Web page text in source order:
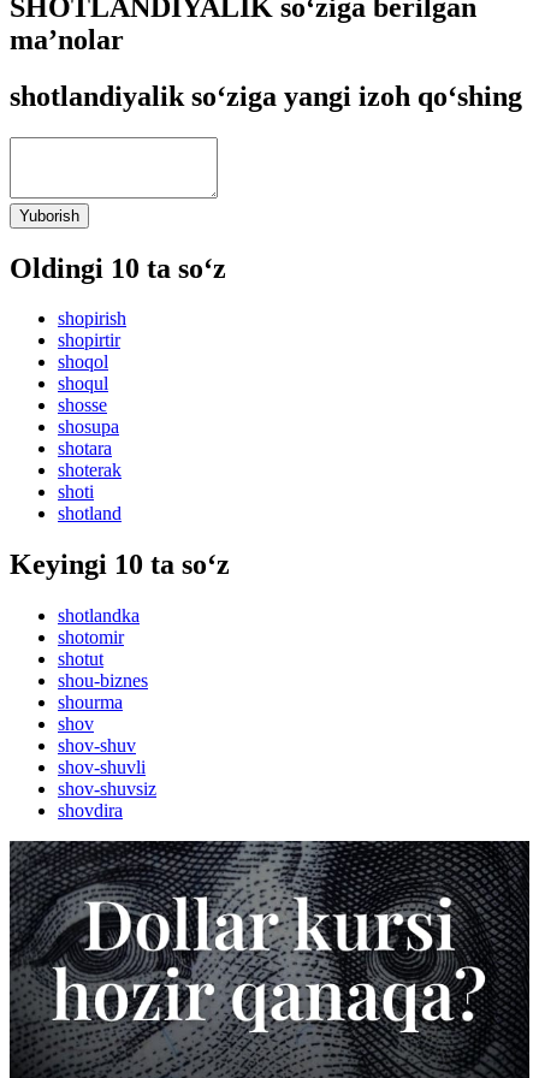
SHOTLANDIYALIK so‘ziga berilgan
ma’nolar
shotlandiyalik so‘ziga yangi izoh qo‘shing
Yuborish
Oldingi 10 ta so‘z
shopirish
shopirtir
shoqol
shoqul
shosse
shosupa
shotara
shoterak
shoti
shotland
Keyingi 10 ta so‘z
shotlandka
shotomir
shotut
shou-biznes
shourma
shov
shov-shuv
shov-shuvli
shov-shuvsiz
shovdira